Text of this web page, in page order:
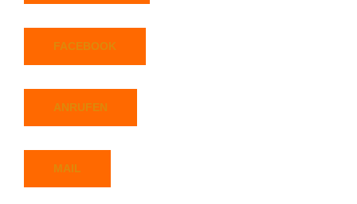
FACEBOOK
ANRUFEN
MAIL